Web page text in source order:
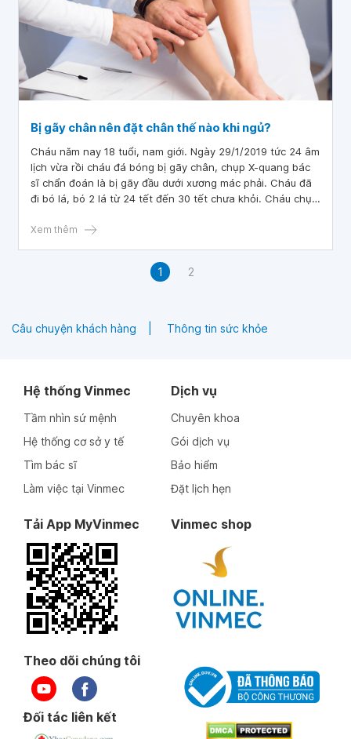
Bị gãy chân nên đặt chân thế nào khi ngủ?
Cháu năm nay 18 tuổi, nam giới. Ngày 29/1/2019 tức 24 âm
lịch vừa rồi cháu đá bóng bị gãy chân, chụp X-quang bác
sĩ chẩn đoán là bị gãy đầu dưới xương mác phải. Cháu đã
đi bó lá, bó 2 lá từ 24 tết đến 30 tết chưa khỏi. Cháu chụp
mùng 4 tết đến giờ- thầy lang nói cần 1 lá nữa là khỏi. Hiện
cũng tàm tạm không tự tin lắm, đứng 1 chân bằng chân
đau cũng không đau nữa, nhưng có mấy phản ứng căng là
muốn hỏi là: 1. Khi ngủ cháu cần đặt chân ra sao ạ? 2.
Xem thêm
1 2
Câu chuyện khách hàng Thông tin sức khỏe
Hệ thống Vinmec
Tầm nhìn sứ mệnh
Hệ thống cơ sở y tế
Tìm bác sĩ
Làm việc tại Vinmec
Dịch vụ
Chuyên khoa
Gói dịch vụ
Bảo hiểm
Đặt lịch hẹn
Tải App MyVinmec Vinmec shop
Theo dõi chúng tôi
Đối tác liên kết